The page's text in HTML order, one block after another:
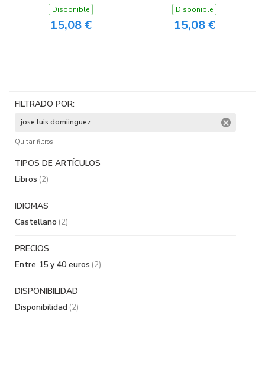
Disponible
15,08 €
Disponible
15,08 €
FILTRADO POR:
jose luis domiinguez
Quitar filtros
TIPOS DE ARTÍCULOS
Libros (2)
IDIOMAS
Castellano (2)
PRECIOS
Entre 15 y 40 euros (2)
DISPONIBILIDAD
Disponibilidad (2)